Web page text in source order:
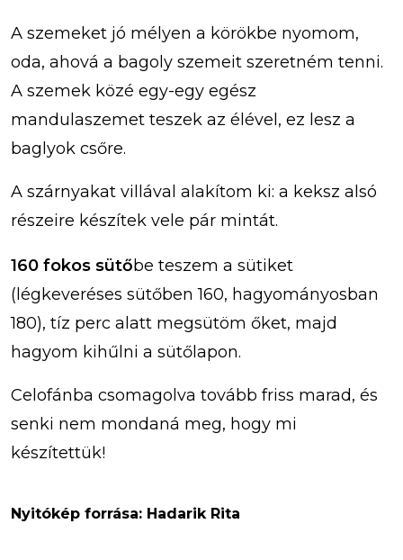
A szemeket jó mélyen a körökbe nyomom,
oda, ahová a bagoly szemeit szeretném tenni.
A szemek közé egy-egy egész
mandulaszemet teszek az élével, ez lesz a
baglyok csőre.
A szárnyakat villával alakítom ki: a keksz alsó
részeire készítek vele pár mintát.
160 fokos sütőbe teszem a sütiket
(légkeveréses sütőben 160, hagyományosban
180), tíz perc alatt megsütöm őket, majd
hagyom kihűlni a sütőlapon.
Celofánba csomagolva tovább friss marad, és
senki nem mondaná meg, hogy mi
készítettük!
Nyitókép forrása: Hadarik Rita